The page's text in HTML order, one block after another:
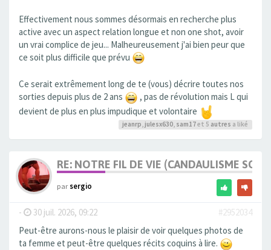
Effectivement nous sommes désormais en recherche plus
active avec un aspect relation longue et non one shot, avoir
un vrai complice de jeu... Malheureusement j'ai bien peur que
ce soit plus difficile que prévu
Ce serait extrêmement long de te (vous) décrire toutes nos
sorties depuis plus de 2 ans
, pas de révolution mais L qui
devient de plus en plus impudique et volontaire
jeanrp, julesx630, sam17et 5 autres a liké
RE: NOTRE FIL DE VIE (CANDAULISME
parsergio
- 30 juil. 2026, 09:22
#2952034
Peut-être aurons-nous le plaisir de voir quelques photos de
ta femme et peut-être quelques récits coquins à lire.